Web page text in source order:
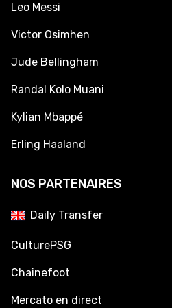
Leo Messi
Victor Osimhen
Jude Bellingham
Randal Kolo Muani
Kylian Mbappé
Erling Haaland
NOS PARTENAIRES
Daily Transfer
CulturePSG
Chainefoot
Mercato en direct